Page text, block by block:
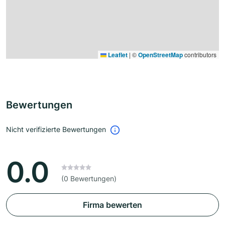
Leaflet | ©OpenStreetMapcontributors
Bewertungen
Nicht verifizierte Bewertungen
0.0 (0 Bewertungen)
Firma bewerten